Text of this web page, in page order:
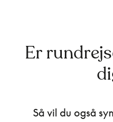
Er
Så vil du også